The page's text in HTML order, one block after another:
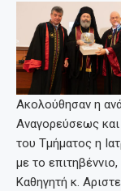
Ακολούθησαν η
Αναγορεύσεως
του Τμήματος η
με το
Καθηγητή κ.